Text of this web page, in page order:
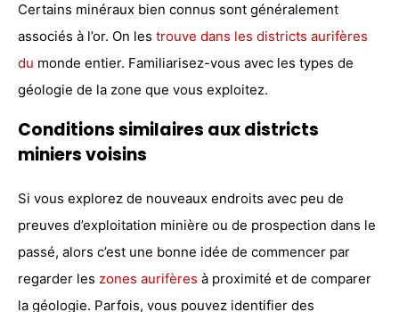
Certains minéraux bien connus sont généralement
associés à l’or. On les trouve dans les districts aurifères
du monde entier. Familiarisez-vous avec les types de
géologie de la zone que vous exploitez.
Conditions similaires aux districts
miniers voisins
Si vous explorez de nouveaux endroits avec peu de
preuves d’exploitation minière ou de prospection dans le
passé, alors c’est une bonne idée de commencer par
regarder les zones aurifères à proximité et de comparer
la géologie. Parfois, vous pouvez identifier des